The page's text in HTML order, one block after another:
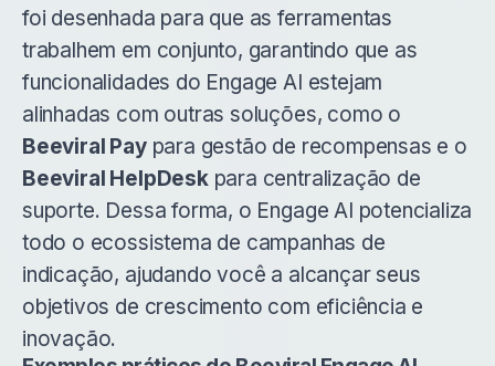
foi desenhada para que as ferramentas
trabalhem em conjunto, garantindo que as
funcionalidades do Engage AI estejam
alinhadas com outras soluções, como o
Beeviral Paypara gestão de recompensas e o
Beeviral HelpDeskpara centralização de
suporte. Dessa forma, o Engage AI potencializa
todo o ecossistema de campanhas de
indicação, ajudando você a alcançar seus
objetivos de crescimento com eficiência e
inovação.